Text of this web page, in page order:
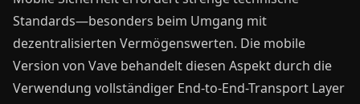
Standards—besonders beim Umgang mit
dezentralisierten Vermögenswerten. Die mobile
Version von Vave behandelt diesen Aspekt durch die
Verwendung vollständiger End-to-End-Transport Layer